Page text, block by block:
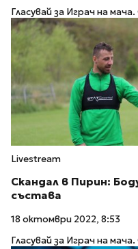
Гласувай за Играч на
Livestream
Скандал в Пирин:
състава
18 октомври 2022, 8:53
Гласувай за Играч на